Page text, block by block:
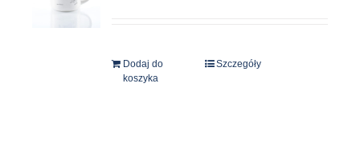
Dodaj do
koszyka
Szczegóły